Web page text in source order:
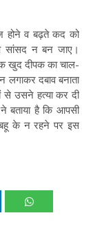
होने व बढ़ते कद को
सांसद न बन जाए।
खुद दीपक का चाल-
दबाव बनाता
से उसने हत्या कर दी
है कि आपसी
के न रहने पर इस